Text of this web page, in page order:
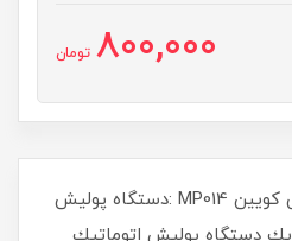
800,000 تومان
دستگاه پولیش ناخن برقی کویین MP014 :دستگاه پولیش
ناخن برقی کویین MP014 يك دستگاه پوليش اتوماتيك